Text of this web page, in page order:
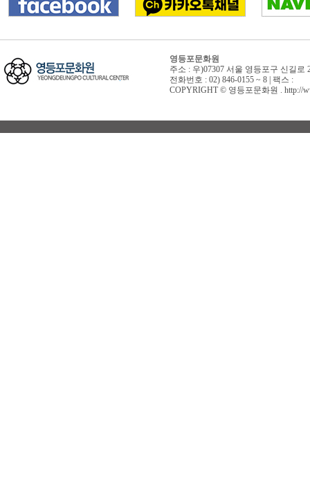
영등포문화원
주소 : 우)07307 서울 영등포구 신길
전화번호 : 02) 846-0155 ~ 8 | 팩스 :
COPYRIGHT © 영등포문화원 . http://